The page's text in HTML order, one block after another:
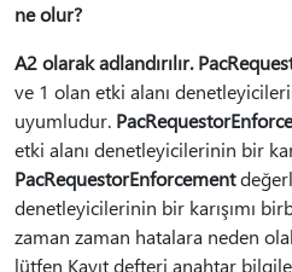
ne olur?
A2 olarak adlandırılır.
ve 1 olan etki alanı
uyumludur.
etki alanı denetleyicilerinin bir
PacRequestorEnforcement
denetleyicilerinin bir karışımı
zaman zaman hatalara neden
lütfen Kayıt defteri anahtar